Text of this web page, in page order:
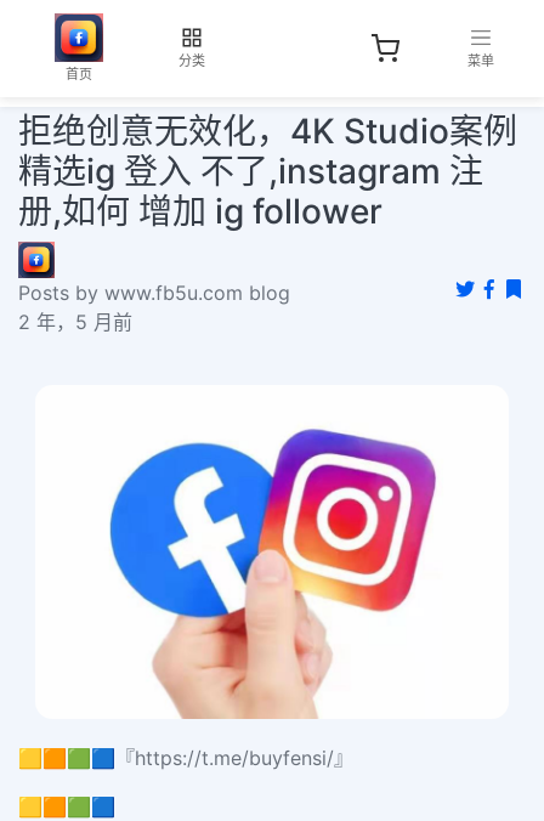
首页
分类 菜单
拒绝创意无效化，4K Studio案例
精选ig 登入 不了,instagram 注
册,如何 增加 ig follower
Posts by www.fb5u.com blog
2 年，5 月前
🟨🟧🟩🟦『https://t.me/buyfensi/』
🟨🟧🟩🟦